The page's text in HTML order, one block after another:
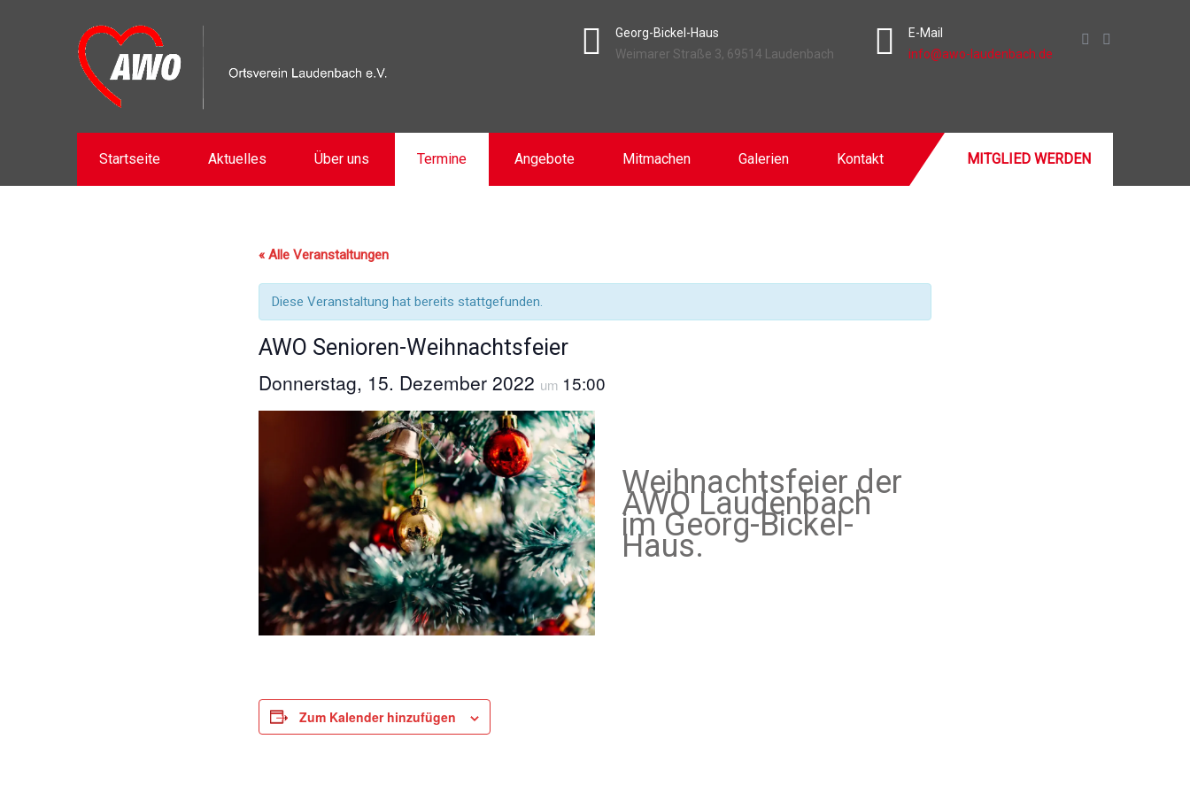
Georg-Bickel-Haus
Weimarer Straße 3, 69514 Laudenbach
E-Mail
info@awo-laudenbach.de
Startseite Aktuelles Über uns Termine Angebote Mitmachen Galerien Kontakt MITGLIED WERDEN
« Alle Veranstaltungen
Diese Veranstaltung hat bereits stattgefunden.
AWO Senioren-Weihnachtsfeier
Donnerstag, 15. Dezember 2022 um 15:00
Weihnachtsfeier der
AWO Laudenbach
im Georg-Bickel-
Haus.
Zum Kalender hinzufügen